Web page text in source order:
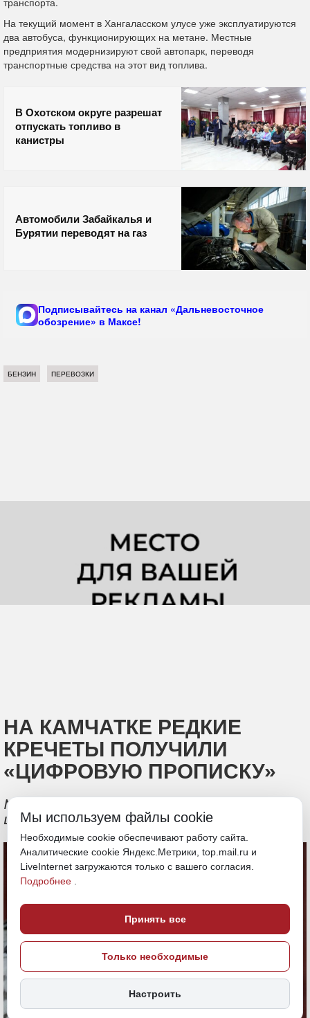
На текущий момент в Хангаласском улусе уже эксплуатируются
два автобуса, функционирующих на метане. Местные
предприятия модернизируют свой автопарк, переводя
транспортные средства на этот вид топлива.
В Охотском округе разрешат
отпускать топливо в
канистры
Автомобили Забайкалья и
Бурятии переводят на газ
Подписывайтесь на канал «Дальневосточное
обозрение» в Максе!
БЕНЗИН ПЕРЕВОЗКИ
НА КАМЧАТКЕ РЕДКИЕ
КРЕЧЕТЫ ПОЛУЧИЛИ
«ЦИФРОВУЮ ПРОПИСКУ»
МТС обеспечила связью уникальный
центр воспроизводства хищных птиц
Мы используем файлы cookie
Необходимые cookie обеспечивают работу сайта.
Аналитические cookie Яндекс.Метрики, top.mail.ru и
LiveInternet загружаются только с вашего согласия.
Подробнее
Принять все
Только необходимые
Настроить